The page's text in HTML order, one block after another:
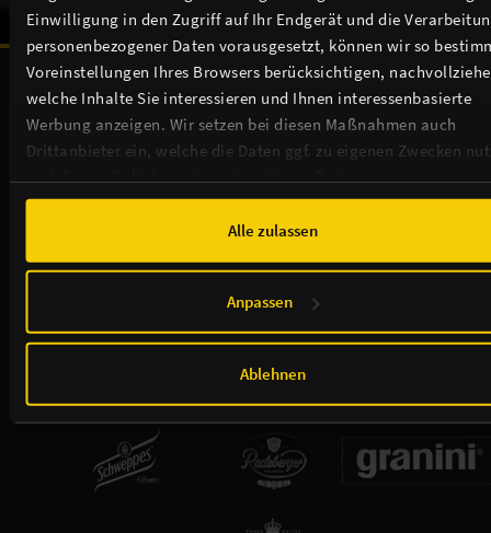
Einwilligung in den Zugriff auf Ihr Endgerät und die
personenbezogener Daten vorausgesetzt, können wir so
Voreinstellungen Ihres Browsers berücksichtigen,
welche Inhalte Sie interessieren und Ihnen interessenbasierte
Werbung anzeigen. Wir setzen bei diesen Maßnahmen auch
Drittanbieter ein, welche die Daten ggf. zu eigenen Zwecken
führen. Weitere Informationen, insbesondere zur Speicherdauer,
Cookie-Erklärungsowie zur Verarbeitung,
insbesondere zu Ihren Widerrufsmöglichkeiten und weiteren
Alle zulassen
Anpassen
Ablehnen
Unsere Sponsoren & Partnerschaften: